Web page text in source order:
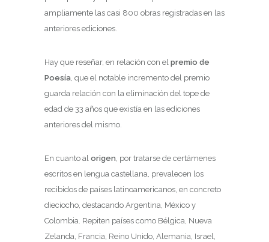
ampliamente las casi 800 obras registradas en las
anteriores ediciones.
Hay que reseñar, en relación con el premio de
Poesía, que el notable incremento del premio
guarda relación con la eliminación del tope de
edad de 33 años que existía en las ediciones
anteriores del mismo.
En cuanto al origen, por tratarse de certámenes
escritos en lengua castellana, prevalecen los
recibidos de países latinoamericanos, en concreto
dieciocho, destacando Argentina, México y
Colombia. Repiten países como Bélgica, Nueva
Zelanda, Francia, Reino Unido, Alemania, Israel,